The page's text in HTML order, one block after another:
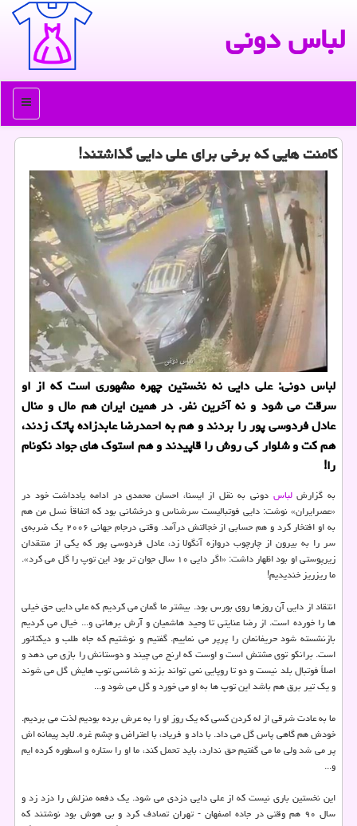
لباس دونی
منو
كامنت هایی كه برخی برای علی دایی گذاشتند!
لباس دونی: علی دایی نه نخستین چهره مشهوری است كه از او
سرقت می شود و نه آخرین نفر. در همین ایران هم مال و منال
عادل فردوسی پور را بردند و هم به احمدرضا عابدزاده پاتك زدند،
هم كت و شلوار كی روش را قاپیدند و هم استوك های جواد نكونام
را!
به گزارشلباس دونی به نقل از ایسنا، احسان محمدی در ادامه یادداشت خود در
«عصرایران» نوشت: دایی فوتبالیست سرشناس و درخشانی بود که اتفاقاً نسل من هم
به او افتخار کرد و هم حسابی از خجالتش درآمد. وقتی درجام جهانی ۲۰۰۶ یک ضربه‌ی
سر را به بیرون از چارچوب دروازه آنگولا زد، عادل فردوسی پور که یکی از منتقدان
زیرپوستی او بود اظهار داشت: «اگر دایی ۱۰ سال جوان تر بود این توپ را گل می کرد».
ما ریزریز خندیدیم!
انتقاد از دایی آن روزها روی بورس بود. بیشتر ما گمان می کردیم که علی دایی حق خیلی
ها را خورده است. از رضا عنایتی تا وحید هاشمیان و آرش برهانی و... خیال می کردیم
بازنشسته شود حریفانمان را پرپر می نماییم. گفتیم و نوشتیم که جاه طلب و دیکتاتور
است. برانکو توی مشتش است و اوست که ارنج می چیند و دوستانش را بازی می دهد و
اصلاً فوتبال بلد نیست و دو تا روپایی نمی تواند بزند و شانسی توپ هایش گل می شوند
و یک تیر برق هم باشد این توپ ها به او می خورد و گل می شود و...
ما به عادت شرقی از له کردن کسی که یک روز او را به عرش برده بودیم لذت می بردیم.
خودش هم گاهی پاس گل می داد. با داد و فریاد، با اعتراض و چشم غره. لابد پیمانه اش
پر می شد ولی ما می گفتیم حق ندارد، باید تحمل کند، ما او را ستاره و اسطوره کرده ایم
و...
این نخستین باری نیست که از علی دایی دزدی می شود. یک دفعه منزلش را دزد زد و
سال ۹۰ هم وقتی در جاده اصفهان - تهران تصادف کرد و بی هوش بود نوشتند که